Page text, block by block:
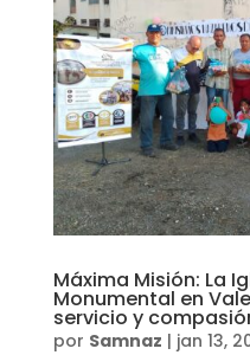
Máxima Misión: La
Monumental en
servicio y
por Samnaz | jan 13,